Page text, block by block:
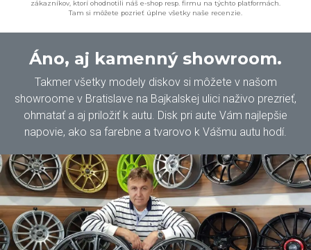
zákazníkov, ktorí ohodnotili náš e-shop resp. firmu na týchto platformách.
Tam si môžete pozrieť úplne všetky naše recenzie.
Áno, aj kamenný showroom.
Takmer všetky modely diskov si môžete v našom
showroome v Bratislave na Bajkalskej ulici naživo prezrieť,
ohmatať a aj priložiť k autu. Disk pri aute Vám najlepšie
napovie, ako sa farebne a tvarovo k Vášmu autu hodí.